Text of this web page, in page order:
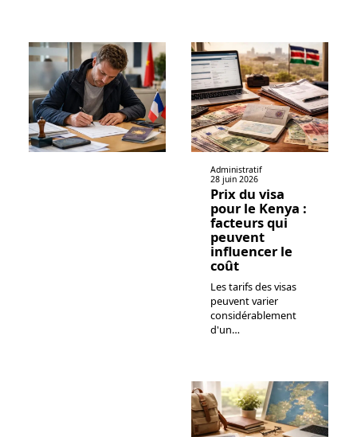
Administratif
28 juin 2026
Prix du visa
pour le Kenya :
facteurs qui
peuvent
influencer le
coût
Les tarifs des visas
peuvent varier
considérablement
d'un…